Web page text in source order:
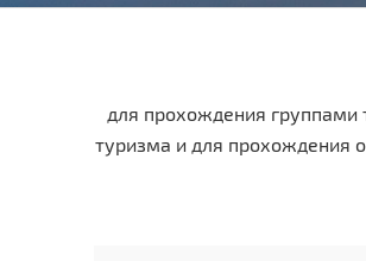
для прохождения группами
туризма и для прохождения